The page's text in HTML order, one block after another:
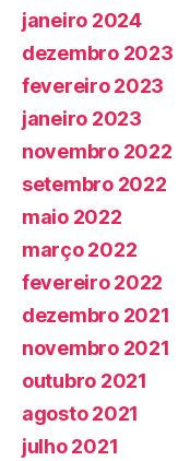
janeiro 2024
dezembro 2023
fevereiro 2023
janeiro 2023
novembro 2022
setembro 2022
maio 2022
março 2022
fevereiro 2022
dezembro 2021
novembro 2021
outubro 2021
agosto 2021
julho 2021